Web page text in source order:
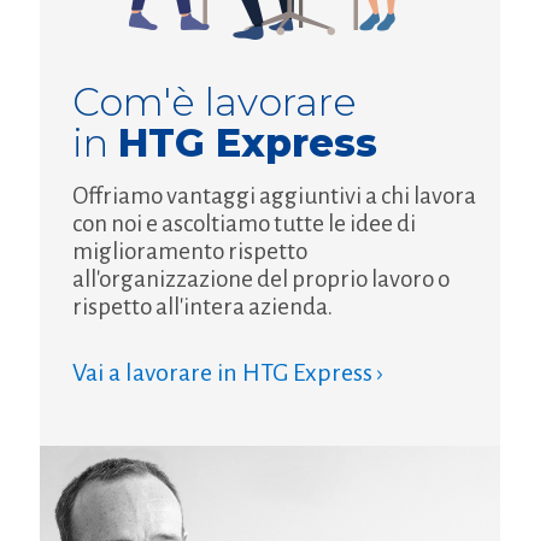
Com'è lavorare
in HTG Express
Offriamo vantaggi aggiuntivi a chi lavora
con noi e ascoltiamo tutte le idee di
miglioramento rispetto
all'organizzazione del proprio lavoro o
rispetto all'intera azienda.
Vai a lavorare in HTG Express ›